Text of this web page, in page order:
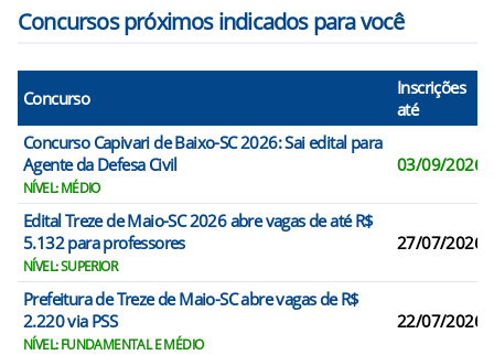
Concursos próximos indicados para você
Concurso
Inscrições
até
Concurso Capivari de Baixo-SC 2026: Sai edital para
Agente da Defesa Civil
NÍVEL: MÉDIO
03/09/2026
Edital Treze de Maio-SC 2026 abre vagas de até R$
5.132 para professores
NÍVEL: SUPERIOR
27/07/2026
Prefeitura de Treze de Maio-SC abre vagas de R$
2.220 via PSS
NÍVEL: FUNDAMENTAL E MÉDIO
22/07/2026